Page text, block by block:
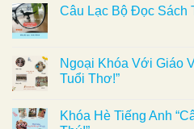
Câu Lạc Bộ Đọc Sách
Ngoại Khóa Với Giáo
Tuổi Thơ!”
Khóa Hè Tiếng Anh